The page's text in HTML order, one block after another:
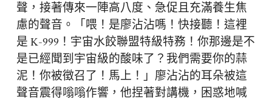
聲，接著傳來一陣高八度、急促且充滿養生焦
慮的聲音。「喂！是廖沾沾嗎！快接聽！這裡
是 K-999！宇宙水餃聯盟特級特務！你那邊是不
是已經聞到宇宙級的酸味了？我們需要你的蒜
泥！你被徵召了！馬上！」廖沾沾的耳朵被這
聲音震得嗡嗡作響，他捏著對講機，困惑地喊